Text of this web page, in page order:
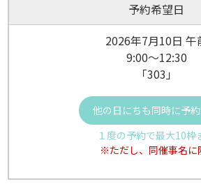
予約希望日
2026年7月10日 午
9:00～12:30
「303」
他の日にちも同時に予
１度の予約で最大10枠
※ただし、同催事名に